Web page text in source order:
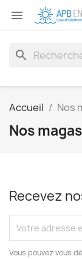

search
Accueil Nos
Nos
Recevez
Vous pouvez vous